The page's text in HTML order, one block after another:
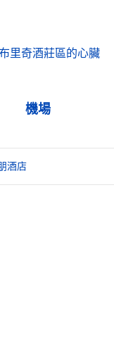
里奇酒莊區的心臟
機場
酒店